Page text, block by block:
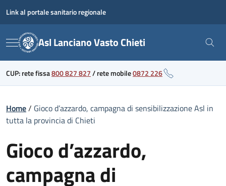
content
Link al portale sanitario regionale
Menu Asl Lanciano Vasto Chieti
CUP: rete fissa800 827 827/rete mobile0872 226
Home/ Gioco d’azzardo, campagna di sensibilizzazione Asl in
tutta la provincia di Chieti
Gioco d’azzardo,
campagna di